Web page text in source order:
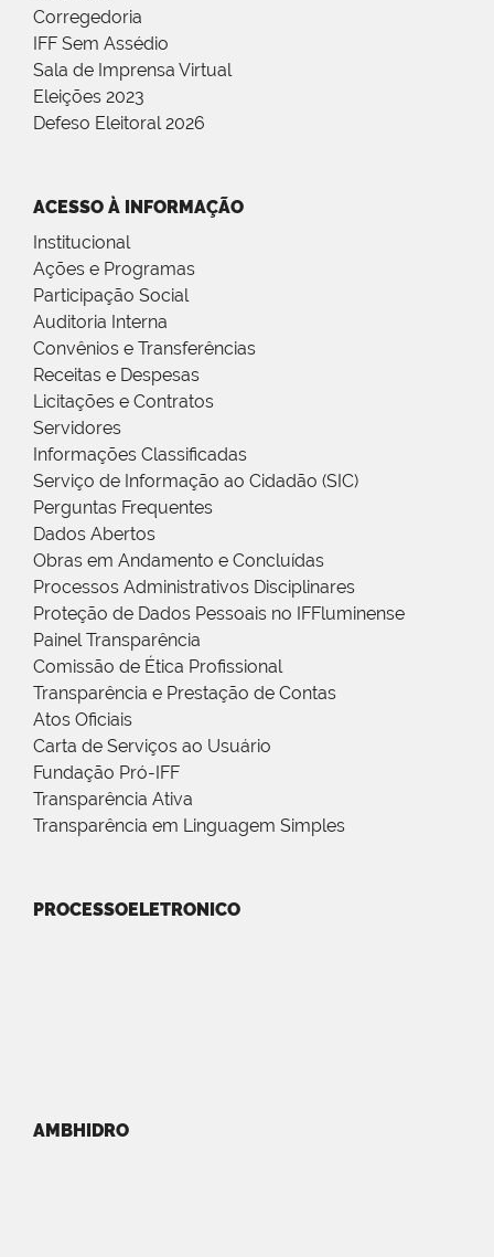
Corregedoria
IFF Sem Assédio
Sala de Imprensa Virtual
Eleições 2023
Defeso Eleitoral 2026
ACESSO À INFORMAÇÃO
Institucional
Ações e Programas
Participação Social
Auditoria Interna
Convênios e Transferências
Receitas e Despesas
Licitações e Contratos
Servidores
Informações Classificadas
Serviço de Informação ao Cidadão (SIC)
Perguntas Frequentes
Dados Abertos
Obras em Andamento e Concluídas
Processos Administrativos Disciplinares
Proteção de Dados Pessoais no IFFluminense
Painel Transparência
Comissão de Ética Profissional
Transparência e Prestação de Contas
Atos Oficiais
Carta de Serviços ao Usuário
Fundação Pró-IFF
Transparência Ativa
Transparência em Linguagem Simples
PROCESSOELETRONICO
AMBHIDRO